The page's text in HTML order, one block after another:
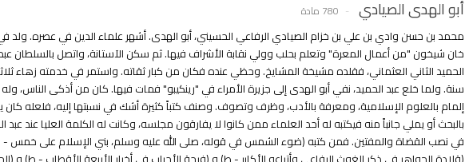
أبو الهدى الصيادي 780 مادة
محمد بن حسن وادي بن علي بن خزام الصيادي الرفاعي الحسيني، أبو الهدى. أشهر علماء الدين في عصره. ولد
خان شيخون "من أعمال المعرة" وتعلم بحلب وولي نقابة الأشراف فيها. ثم سكن الآستانة، واتصل بالسلطان
الحميد الثاني العثماني، فقلده مشيخة المشايخ. وحظي عنده فكان من كبار ثقاته. واستمر في خدمته زهاء
سنة. ولما خلع عبد الحميد، نفي أبو الهدى إلى جزيرة الأمراء في "رينكيبو" فمات فيها. كان من أذكى الناس، وله
إلمام بالعلوم الإسلامية، ومعرفة بالأدب، وظرف وتصوف. وصنف كتباً كثيرة أشك في نسبتها إليه، فلعله كان
بالبحث أو يملي جانباً منه فيكتبه له أحد العلماء ممن كانوا لا يفارقون مجلسه، وكانت له الكلمة العليا عند عبد
في نصب القضاة والمفتين. فمن كتبه (ضوء الشمس في قوله، صلى الله عليه وسلم، بني الإسلام على خمس